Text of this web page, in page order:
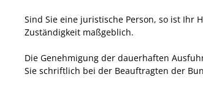
Sind Sie eine juristische Person, so ist Ihr
Zuständigkeit maßgeblich.
Die Genehmigung der dauerhaften
Sie schriftlich bei der Beauftragten der